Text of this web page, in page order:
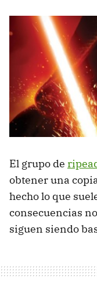
El grupo de
obtener una
hecho lo que
consecuencias
siguen siendo